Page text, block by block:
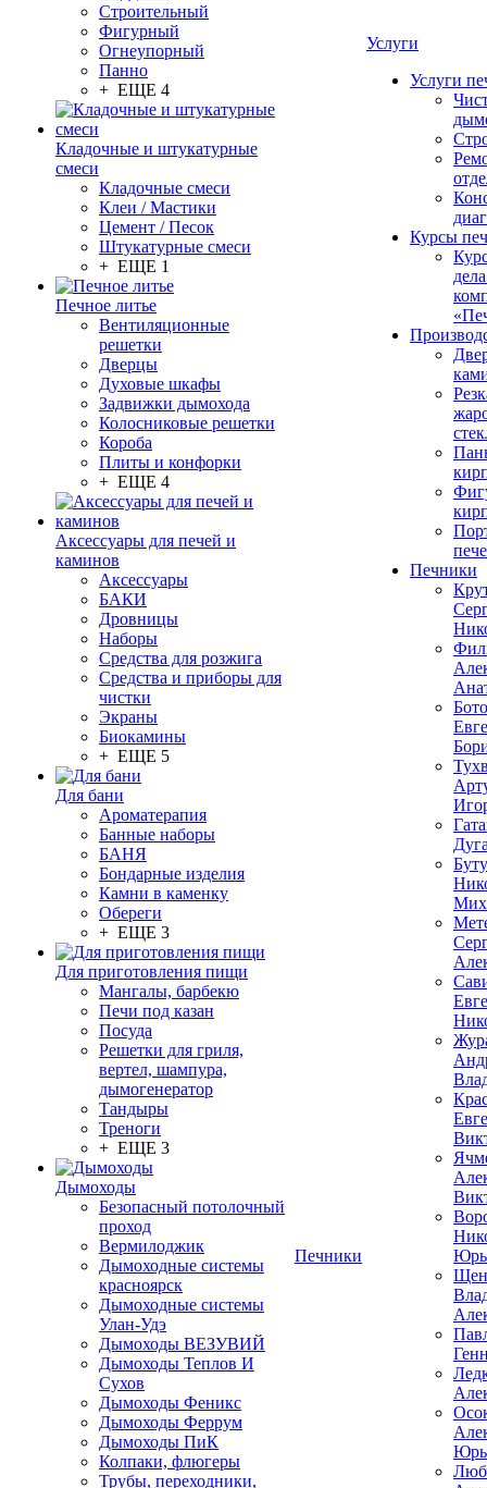
Строительный
Фигурный
Огнеупорный
Панно
+ ЕЩЕ 4
Кладочные и штукатурные
смеси
Кладочные смеси
Клеи / Мастики
Цемент / Песок
Штукатурные смеси
+ ЕЩЕ 1
Печное литье
Вентиляционные
решетки
Дверцы
Духовые шкафы
Задвижки дымохода
Колосниковые решетки
Короба
Плиты и конфорки
+ ЕЩЕ 4
Аксессуары для печей и
каминов
Аксессуары
БАКИ
Дровницы
Наборы
Средства для розжига
Средства и приборы для
чистки
Экраны
Биокамины
+ ЕЩЕ 5
Для бани
Ароматерапия
Банные наборы
БАНЯ
Бондарные изделия
Камни в каменку
Обереги
+ ЕЩЕ 3
Для приготовления пищи
Мангалы, барбекю
Печи под казан
Посуда
Решетки для гриля,
вертел, шампура,
дымогенератор
Тандыры
Треноги
+ ЕЩЕ 3
Дымоходы
Безопасный потолочный
проход
Вермилоджик
Дымоходные системы
красноярск
Дымоходные системы
Улан-Удэ
Дымоходы ВЕЗУВИЙ
Дымоходы Теплов И
Сухов
Дымоходы Феникс
Дымоходы Феррум
Дымоходы ПиК
Колпаки, флюгеры
Трубы, переходники,
Печники
Услуги
Услуги
Курсы
Печники